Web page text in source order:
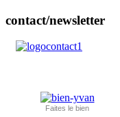
contact/newsletter
Faites le bien